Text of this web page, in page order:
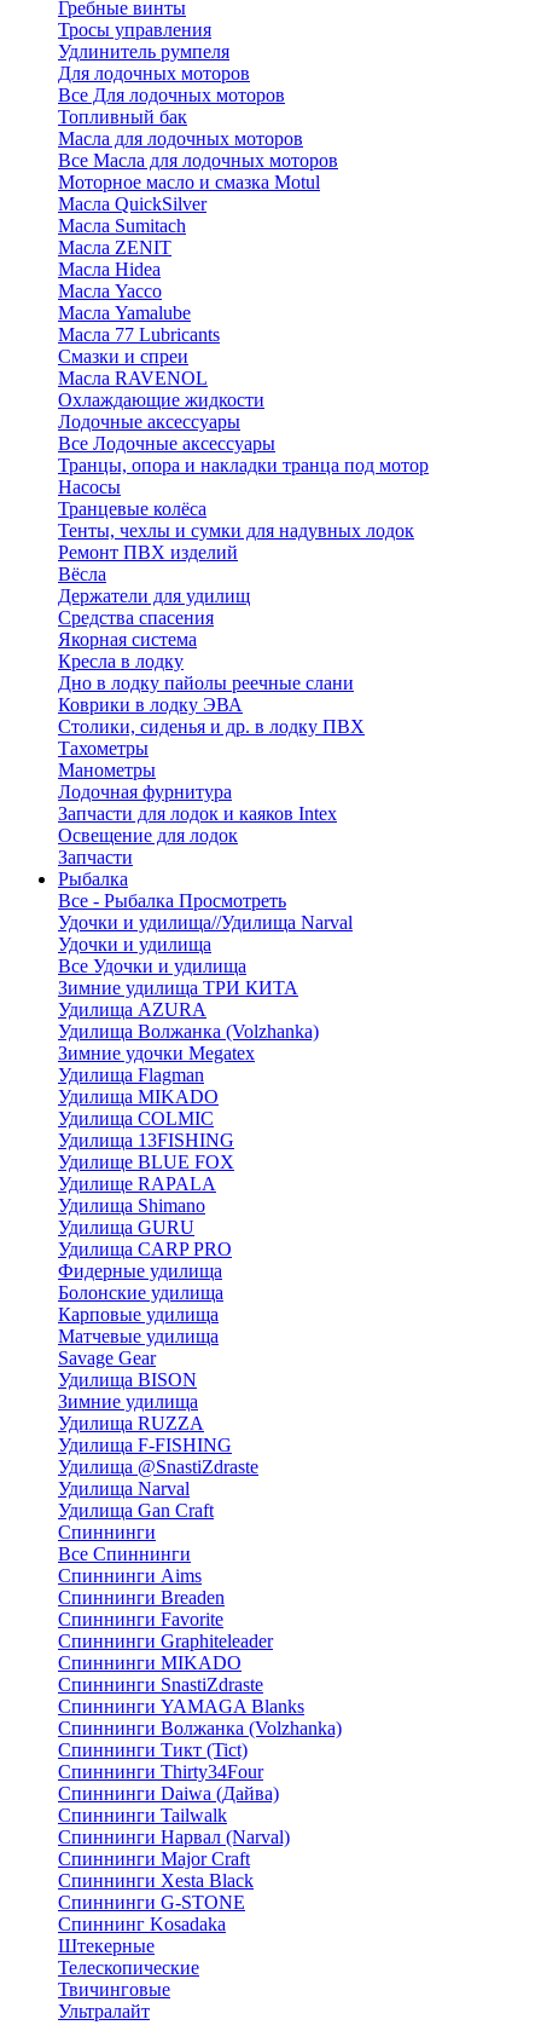
Гребные винты
Тросы управления
Удлинитель румпеля
Для лодочных моторов
Все Для лодочных моторов
Топливный бак
Масла для лодочных моторов
Все Масла для лодочных моторов
Моторное масло и смазка Motul
Масла QuickSilver
Масла Sumitach
Масла ZENIT
Масла Hidea
Масла Yacco
Масла Yamalube
Масла 77 Lubricants
Смазки и спреи
Масла RAVENOL
Охлаждающие жидкости
Лодочные аксессуары
Все Лодочные аксессуары
Транцы, опора и накладки транца под мотор
Насосы
Транцевые колёса
Тенты, чехлы и сумки для надувных лодок
Ремонт ПВХ изделий
Вёсла
Держатели для удилищ
Средства спасения
Якорная система
Кресла в лодку
Дно в лодку пайолы реечные слани
Коврики в лодку ЭВА
Столики, сиденья и др. в лодку ПВХ
Тахометры
Манометры
Лодочная фурнитура
Запчасти для лодок и каяков Intex
Освещение для лодок
Запчасти
Рыбалка
Все - Рыбалка Просмотреть
Удочки и удилища//Удилища Narval
Удочки и удилища
Все Удочки и удилища
Зимние удилища ТРИ КИТА
Удилища AZURA
Удилища Волжанка (Volzhanka)
Зимние удочки Megatex
Удилища Flagman
Удилища MIKADO
Удилища COLMIC
Удилища 13FISHING
Удилище BLUE FOX
Удилище RAPALA
Удилища Shimano
Удилища GURU
Удилища CARP PRO
Фидерные удилища
Болонские удилища
Карповые удилища
Матчевые удилища
Savage Gear
Удилища BISON
Зимние удилища
Удилища RUZZA
Удилища F-FISHING
Удилища @SnastiZdraste
Удилища Narval
Удилища Gan Craft
Спиннинги
Все Спиннинги
Спиннинги Aims
Спиннинги Breaden
Спиннинги Favorite
Спиннинги Graphiteleader
Спиннинги MIKADO
Спиннинги SnastiZdraste
Спиннинги YAMAGA Blanks
Спиннинги Волжанка (Volzhanka)
Спиннинги Тикт (Tict)
Спиннинги Thirty34Four
Спиннинги Daiwa (Дайва)
Спиннинги Tailwalk
Спиннинги Нарвал (Narval)
Спиннинги Major Craft
Спиннинги Xesta Black
Спиннинги G-STONE
Спиннинг Kosadaka
Штекерные
Телескопические
Твичинговые
Ультралайт